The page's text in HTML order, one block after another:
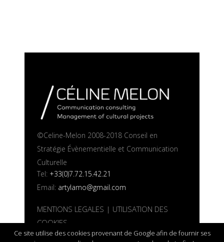
©Celine-Melon 2008-2018 Conseil en
Stratégie Évènementielle et Communication
Culturelle
Tel: +33(0)7.72.15.42.21
Email: artylamo@gmail.com
MENTIONS LEGALES | UTILISATION DES
COOKIES
Ce site utilise des cookies provenant de Google afin de fournir ses